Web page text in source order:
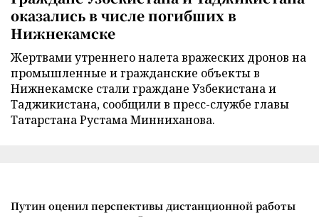
оказались в числе погибших в
Нижнекамске
Жертвами утреннего налета вражеских дронов на
промышленные и гражданские объекты в
Нижнекамске стали граждане Узбекистана и
Таджикистана, сообщили в пресс-службе главы
Татарстана Рустама Минниханова.
Путин оценил перспективы дистанционной работы